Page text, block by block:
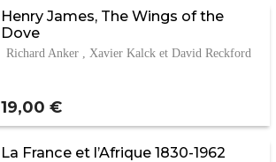
Henry James, The Wings of the
Dove
Richard Anker , Xavier Kalck et David Reckford
Prix
19,00 €
La France et l’Afrique 1830-1962